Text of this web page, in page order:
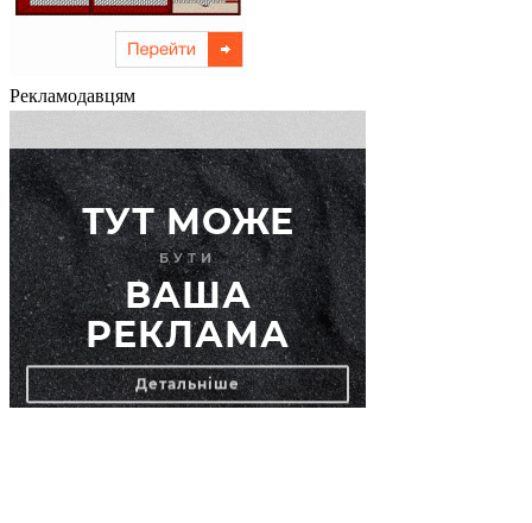
Рекламодавцям